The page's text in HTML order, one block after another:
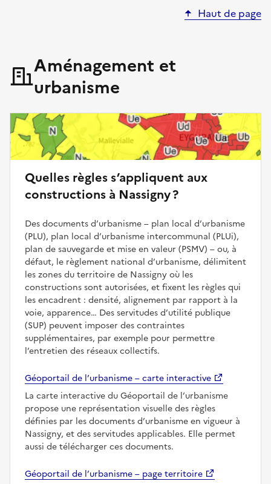
Haut de page
Aménagement et
urbanisme
Quelles règles s’appliquent aux
constructions à Nassigny ?
Des documents d’urbanisme – plan local d’urbanisme
(PLU), plan local d’urbanisme intercommunal (PLUi),
plan de sauvegarde et mise en valeur (PSMV) – ou, à
défaut, le règlement national d’urbanisme, délimitent
les zones du territoire de Nassigny où les
constructions sont autorisées, et fixent les règles qui
les encadrent : densité, alignement par rapport à la
voie, apparence… Des servitudes d’utilité publique
(SUP) peuvent imposer des contraintes
supplémentaires, par exemple pour permettre
l’entretien des réseaux collectifs.
Géoportail de l’urbanisme – carte interactive
La carte interactive du Géoportail de l’urbanisme
propose une représentation visuelle des règles
définies par les documents d’urbanisme en vigueur à
Nassigny, et des servitudes applicables. Elle permet
aussi de télécharger ces documents.
Géoportail de l’urbanisme – page territoire